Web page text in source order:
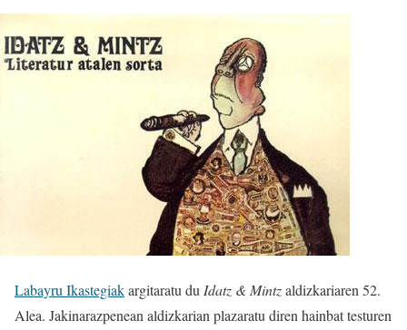
Labayru Ikastegiakargitaratu du Idatz & Mintzaldizkariaren 52.
Alea. Jakinarazpenean aldizkarian plazaratu diren hainbat testuren